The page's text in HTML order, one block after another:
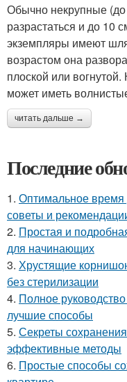
Обычно некрупные (до
разрастаться и до 10
экземпляры имеют
возрастом она
плоской или
может иметь
читать дальше →
Последние
1. Оптимальное время
советы и
2. Простая и
для начинающих
3. Хрустящие
без стерилизации
4. Полное
лучшие способы
5. Секреты
эффективные методы
6. Простые способы